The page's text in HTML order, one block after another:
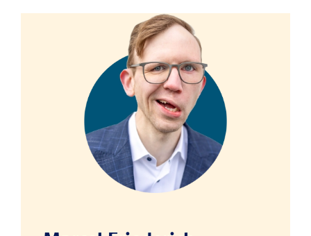
We need your consent to
load the service!
This content is not permitted
to load due to trackers that
are not disclosed to the visitor.
The website owner needs to
setup the site with their CMP